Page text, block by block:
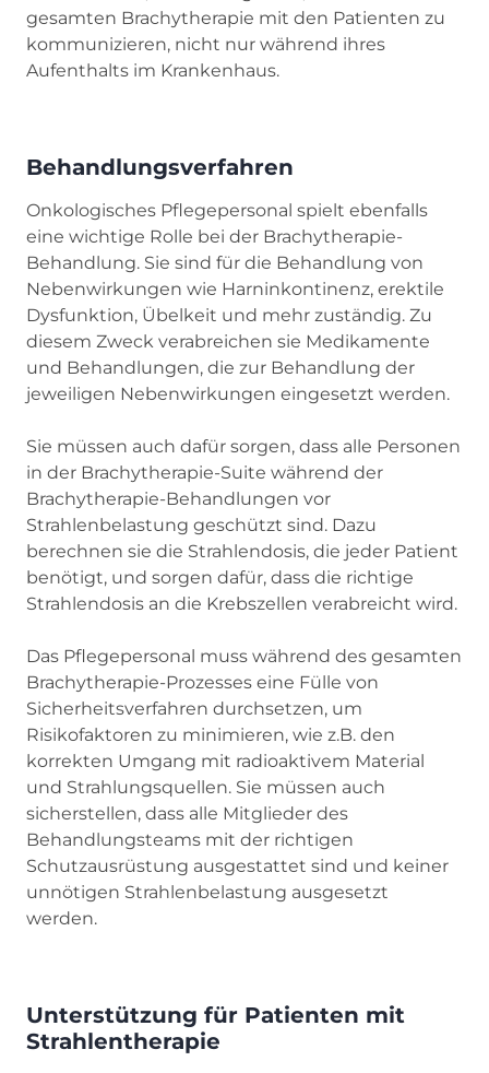
gesamten Brachytherapie mit den Patienten zu
kommunizieren, nicht nur während ihres
Aufenthalts im Krankenhaus.
Behandlungsverfahren
Onkologisches Pflegepersonal spielt ebenfalls
eine wichtige Rolle bei der Brachytherapie-
Behandlung. Sie sind für die Behandlung von
Nebenwirkungen wie Harninkontinenz, erektile
Dysfunktion, Übelkeit und mehr zuständig. Zu
diesem Zweck verabreichen sie Medikamente
und Behandlungen, die zur Behandlung der
jeweiligen Nebenwirkungen eingesetzt werden.
Sie müssen auch dafür sorgen, dass alle Personen
in der Brachytherapie-Suite während der
Brachytherapie-Behandlungen vor
Strahlenbelastung geschützt sind. Dazu
berechnen sie die Strahlendosis, die jeder Patient
benötigt, und sorgen dafür, dass die richtige
Strahlendosis an die Krebszellen verabreicht wird.
Das Pflegepersonal muss während des gesamten
Brachytherapie-Prozesses eine Fülle von
Sicherheitsverfahren durchsetzen, um
Risikofaktoren zu minimieren, wie z.B. den
korrekten Umgang mit radioaktivem Material
und Strahlungsquellen. Sie müssen auch
sicherstellen, dass alle Mitglieder des
Behandlungsteams mit der richtigen
Schutzausrüstung ausgestattet sind und keiner
unnötigen Strahlenbelastung ausgesetzt
werden.
Unterstützung für Patienten mit
Strahlentherapie